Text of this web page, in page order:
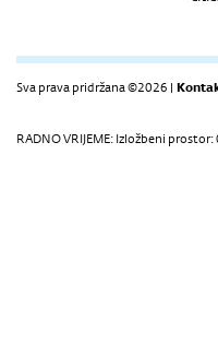
Sva prava pridržana ©2026 |
RADNO VRIJEME: Izložbeni